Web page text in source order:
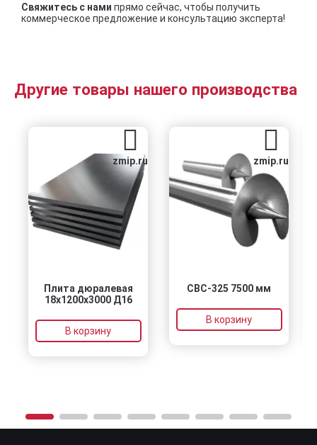
Свяжитесь с нами прямо сейчас, чтобы получить
коммерческое предложение и консультацию эксперта!
Другие товары нашего производства
zmip.ru
Плита дюралевая
18x1200x3000 Д16
В корзину
zmip.ru
СВС-325 7500 мм
В корзину